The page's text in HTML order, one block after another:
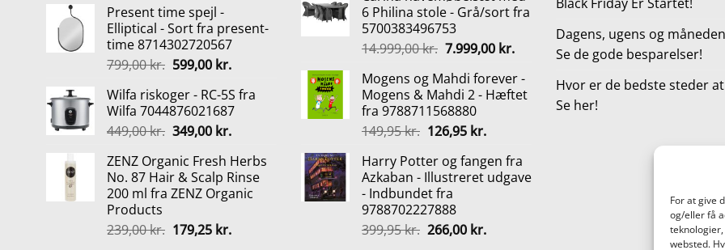
For at give
og/eller få
websted.
pris
var:
340,00 kr..
er:
272,00 kr..
Present time spejl -
Elliptical - Sort fra present-
time 8714302720567
799,00kr. Den
pris
var:
799,00 kr..
599,00 kr.Den
pris
er:
599,00 kr..
Wilfa riskoger - RC-5S fra
Wilfa 7044876021687
449,00kr. Den
pris
var:
449,00 kr..
349,00 kr.Den
pris
er:
349,00 kr..
ZENZ Organic Fresh Herbs
No. 87 Hair & Scalp Rinse
200 ml fra ZENZ Organic
Products
239,00kr. Den
179,25 kr.Den
var:
130,00 kr..
er:
6 Philina stole - Grå/sort fra
5700383496753
14.999,00kr. Den
pris
var:
14.999,00 kr..
7.999,00 kr.Den
aktuelle
pris
er:
7.999,00 kr..
Mogens og Mahdi forever -
Mogens & Mahdi 2 - Hæftet
fra 9788711568880
149,95kr. Den
pris
var:
149,95 kr..
126,95 kr.Den
pris
er:
Harry Potter og fangen fra
Azkaban - Illustreret udgave
- Indbundet fra
9788702227888
399,95kr. Den
266,00 kr.Den
Dagens, ugens og
Se de gode besparelser!
Hvor er de bedste steder
Se her!